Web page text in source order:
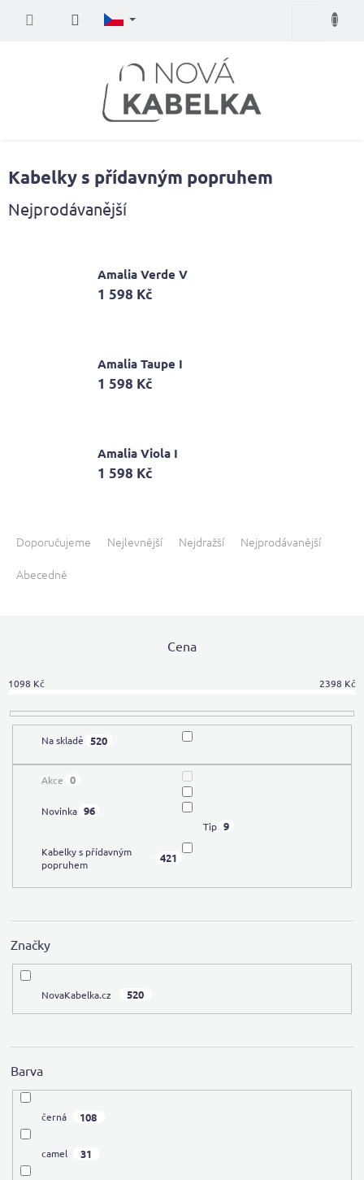
Nákupní
Kabelky s přídavným popruhem
Nejprodávanější
Amalia Verde V
1 598 Kč
Amalia Taupe I
1 598 Kč
Amalia Viola I
1 598 Kč
d
k
Doporučujeme Nejlevnější Nejdražší
Nejprodávanější
Abecedně
Cena
1098 Kč 2398 Kč
Na skladě 520
Akce 0
Novinka 96
Tip 9
Kabelky s přídavným
popruhem
421
Značky
NovaKabelka.cz 520
Barva
černá 108
camel 31